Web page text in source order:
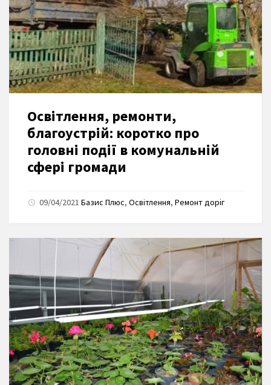
Освітлення, ремонти,
благоустрій: коротко про
головні події в комунальній
сфері громади
09/04/2021 Базис Плюс, Освітлення, Ремонт доріг